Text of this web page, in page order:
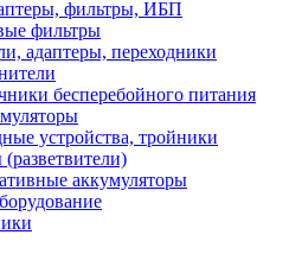
фильтры, ИБП
фильтры
адаптеры, переходники
бесперебойного питания
устройства, тройники
аккумуляторы